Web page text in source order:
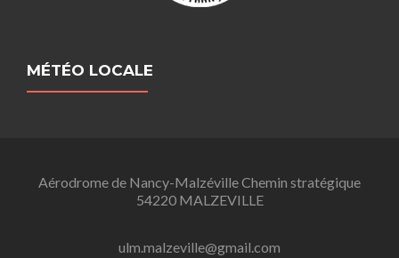
MÉTÉO LOCALE
Aérodrome de Nancy-Malzéville Chemin stratégique
54220 MALZEVILLE
ulm.malzeville@gmail.com